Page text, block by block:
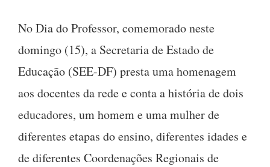
No Dia do Professor, comemorado neste
domingo (15), a Secretaria de Estado de
Educação (SEE-DF) presta uma homenagem
aos docentes da rede e conta a história de dois
educadores, um homem e uma mulher de
diferentes etapas do ensino, diferentes idades e
de diferentes Coordenações Regionais de